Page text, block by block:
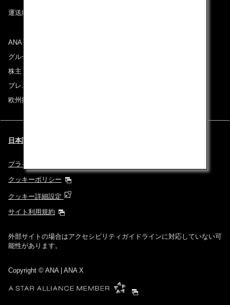
運送約款
ANAグループについて
グループ企業一覧
株主・投資家情報
プレスリリース
欧州採用情報
日本語 | Switzerland (都市と言語を選択してください)
プライバシーポリシー
クッキーポリシー
クッキー詳細設定
サイト利用規約
外部サイトの場合はアクセシビリティガイドラインに対応していない可
能性があります。
Copyright © ANA | ANA X